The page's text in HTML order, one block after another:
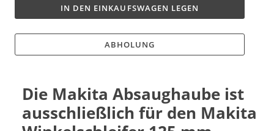
IN DEN EINKAUFSWAGEN LEGEN
ABHOLUNG
Die Makita Absaughaube ist
ausschließlich für den Makita